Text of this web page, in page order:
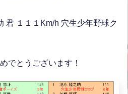
君 １１１Km/h 穴生少年野球ク
でとうございます！